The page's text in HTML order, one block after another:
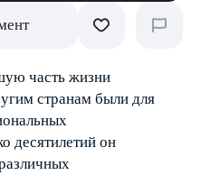
часть жизни
странам были для
десятилетий он